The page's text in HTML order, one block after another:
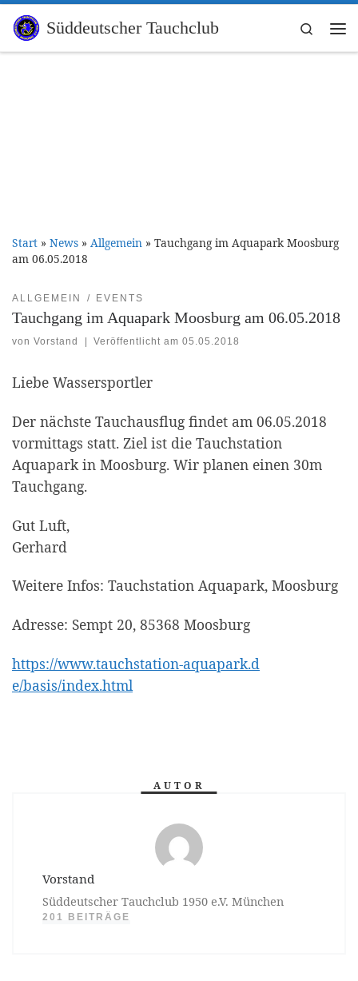
Zum Inhalt springen
Süddeutscher Tauchclub
Search
Start » News » Allgemein » Tauchgang im Aquapark Moosburg
am 06.05.2018
ALLGEMEIN EVENTS
Tauchgang im Aquapark Moosburg am 06.05.2018
von Vorstand Veröffentlicht am05.05.2018
Liebe Wassersportler
Der nächste Tauchausflug findet am 06.05.2018
vormittags statt. Ziel ist die Tauchstation
Aquapark in Moosburg. Wir planen einen 30m
Tauchgang.
Gut Luft,
Gerhard
Weitere Infos: Tauchstation Aquapark, Moosburg
Adresse: Sempt 20, 85368 Moosburg
https://www.tauchstation-aquapark.d
e/basis/index.html
AUTOR
Vorstand
Süddeutscher Tauchclub 1950 e.V. München
201 BEITRÄGE